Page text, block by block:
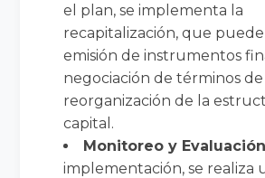
el plan, se implementa la
recapitalización, que
emisión de instrumentos
negociación de términos
reorganización de la
capital.
Monitoreo y Evaluación
implementación, se realiza